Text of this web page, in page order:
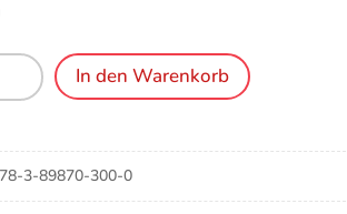
In den Warenkorb
3-89870-300-0